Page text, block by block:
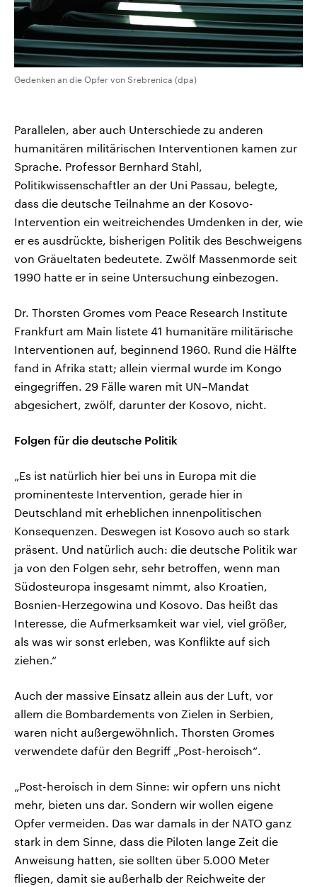
Gedenken an die Opfer von Srebrenica (dpa)
Parallelen, aber auch Unterschiede zu anderen
humanitären militärischen Interventionen kamen zur
Sprache. Professor Bernhard Stahl,
Politikwissenschaftler an der Uni Passau, belegte,
dass die deutsche Teilnahme an der Kosovo-
Intervention ein weitreichendes Umdenken in der, wie
er es ausdrückte, bisherigen Politik des Beschweigens
von Gräueltaten bedeutete. Zwölf Massenmorde seit
1990 hatte er in seine Untersuchung einbezogen.
Dr. Thorsten Gromes vom Peace Research Institute
Frankfurt am Main listete 41 humanitäre militärische
Interventionen auf, beginnend 1960. Rund die Hälfte
fand in Afrika statt; allein viermal wurde im Kongo
eingegriffen. 29 Fälle waren mit UN–Mandat
abgesichert, zwölf, darunter der Kosovo, nicht.
Folgen für die deutsche Politik
„Es ist natürlich hier bei uns in Europa mit die
prominenteste Intervention, gerade hier in
Deutschland mit erheblichen innenpolitischen
Konsequenzen. Deswegen ist Kosovo auch so stark
präsent. Und natürlich auch: die deutsche Politik war
ja von den Folgen sehr, sehr betroffen, wenn man
Südosteuropa insgesamt nimmt, also Kroatien,
Bosnien-Herzegowina und Kosovo. Das heißt das
Interesse, die Aufmerksamkeit war viel, viel größer,
als was wir sonst erleben, was Konflikte auf sich
ziehen.“
Auch der massive Einsatz allein aus der Luft, vor
allem die Bombardements von Zielen in Serbien,
waren nicht außergewöhnlich. Thorsten Gromes
verwendete dafür den Begriff „Post-heroisch“.
„Post-heroisch in dem Sinne: wir opfern uns nicht
mehr, bieten uns dar. Sondern wir wollen eigene
Opfer vermeiden. Das war damals in der NATO ganz
stark in dem Sinne, dass die Piloten lange Zeit die
Anweisung hatten, sie sollten über 5.000 Meter
fliegen, damit sie außerhalb der Reichweite der